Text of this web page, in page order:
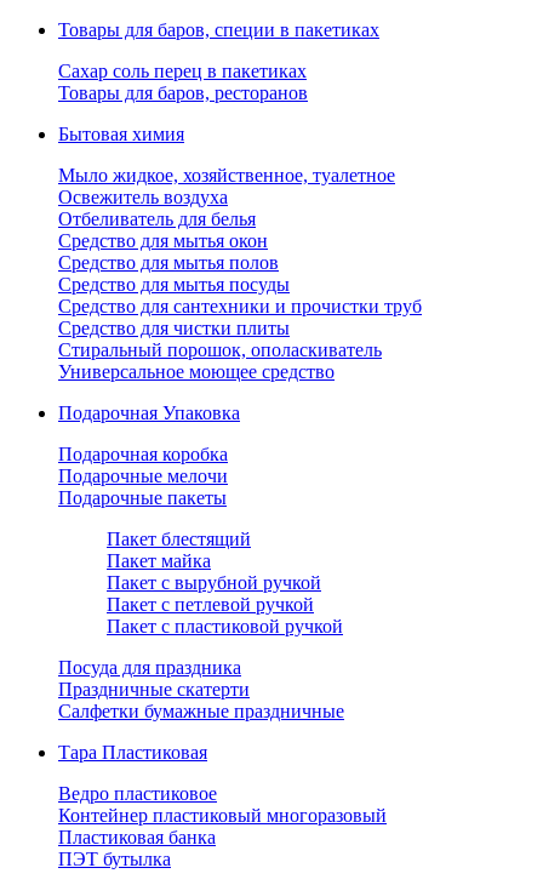
Товары для баров, специи в пакетиках
Сахар соль перец в пакетиках
Товары для баров, ресторанов
Бытовая химия
Мыло жидкое, хозяйственное, туалетное
Освежитель воздуха
Отбеливатель для белья
Средство для мытья окон
Средство для мытья полов
Средство для мытья посуды
Средство для сантехники и прочистки труб
Средство для чистки плиты
Стиральный порошок, ополаскиватель
Универсальное моющее средство
Подарочная Упаковка
Подарочная коробка
Подарочные мелочи
Подарочные пакеты
Пакет блестящий
Пакет майка
Пакет с вырубной ручкой
Пакет с петлевой ручкой
Пакет с пластиковой ручкой
Посуда для праздника
Праздничные скатерти
Салфетки бумажные праздничные
Тара Пластиковая
Ведро пластиковое
Контейнер пластиковый многоразовый
Пластиковая банка
ПЭТ бутылка